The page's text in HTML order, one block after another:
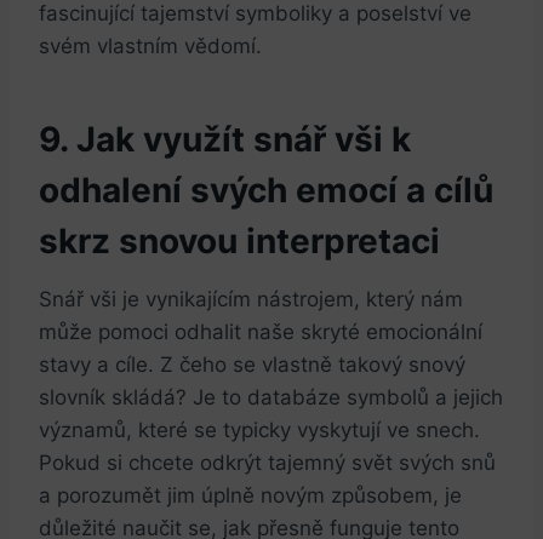
fascinující ‌tajemství ‍symboliky a ⁤poselství ve
svém vlastním⁣ vědomí.
9.‌ Jak využít snář vši⁢ k
odhalení svých emocí a cílů
skrz snovou interpretaci
Snář vši je vynikajícím ⁣nástrojem, který nám‌
může pomoci odhalit naše skryté emocionální
stavy a cíle. Z čeho ​se vlastně takový ‌snový
slovník skládá? Je to databáze symbolů a jejich
významů, které se typicky vyskytují⁣ ve snech.
⁤Pokud si chcete odkrýt tajemný svět ‍svých snů
a porozumět jim úplně novým způsobem, je
důležité naučit se, jak přesně funguje tento